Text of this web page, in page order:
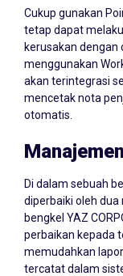
Cukup gunakan
tetap dapat
kerusakan dengan
menggunakan
akan terintegrasi
mencetak nota
otomatis.
Di dalam sebuah
diperbaiki oleh dua
bengkel YAZ
perbaikan kepada
memudahkan
tercatat dalam